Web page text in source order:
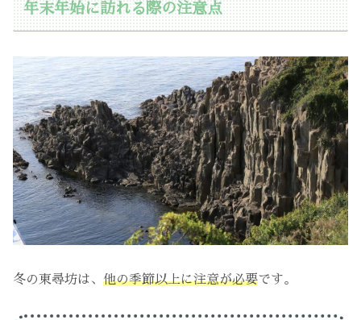
年末年始に訪れる際の注意点
冬の東尋坊は、 他の季節以上に注意が必要です。